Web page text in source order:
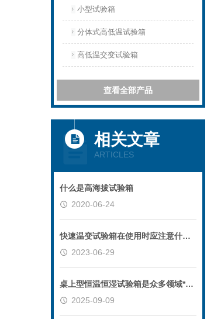
小型试验箱
分体式高低温试验箱
高低温交变试验箱
查看全部产品
相关文章
ARTICLES
什么是高海拔试验箱
2020-06-24
快速温变试验箱在使用时应注意什么？
2023-06-29
桌上型恒温恒湿试验箱是众多领域*的测试设备
2025-09-09